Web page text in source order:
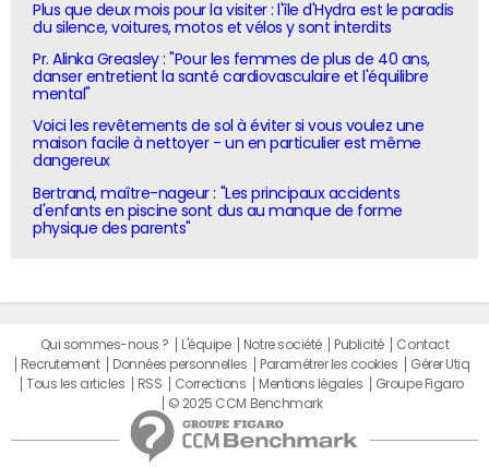
Plus que deux mois pour la visiter : l'île d'Hydra est le paradis
du silence, voitures, motos et vélos y sont interdits
Pr. Alinka Greasley : "Pour les femmes de plus de 40 ans,
danser entretient la santé cardiovasculaire et l'équilibre
mental"
Voici les revêtements de sol à éviter si vous voulez une
maison facile à nettoyer - un en particulier est même
dangereux
Bertrand, maître-nageur : "Les principaux accidents
d'enfants en piscine sont dus au manque de forme
physique des parents"
Qui sommes-nous ? L'équipe Notre société Publicité
Contact
Recrutement
Données personnelles Paramétrer les cookies
Gérer Utiq
Tous les articles
RSS Corrections Mentions légales
Groupe Figaro
© 2025 CCM Benchmark